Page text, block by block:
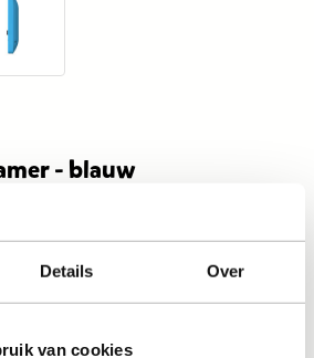
Details Over
van cookies
- blauw